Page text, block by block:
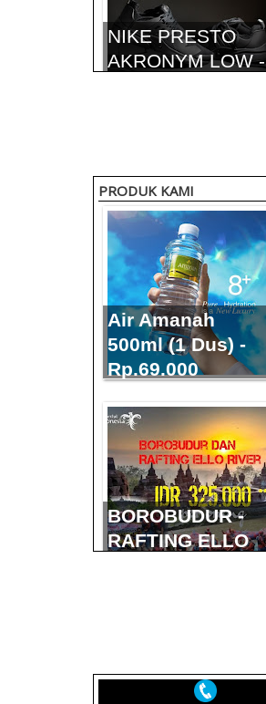
NIKE PRESTO
AKRONYM LOW -
NIKE SB BLAZER
- I.1 - RP
275.000,-
NIKE AIR ZOOM
PEGASUS - I.1 -
IDR 390.000,-
270.000,-
PRODUK KAMI
Air Amanah
500ml (1 Dus) -
Rp.69.000
BOROBUDUR -
RAFTING ELLO